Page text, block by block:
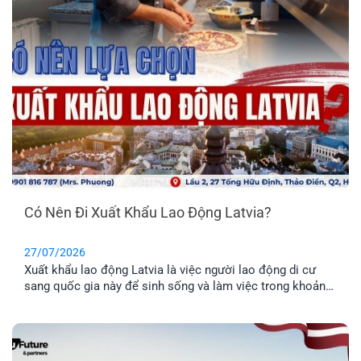
Có Nên Đi Xuất Khẩu Lao Động Latvia?
27/07/2026
Xuất khẩu lao động Latvia là việc người lao động di cư
sang quốc gia này để sinh sống và làm việc trong khoản
nhu cầu định cư. Vậy đâu mới là phương án định cư cho
cả gia đình tốt nhất? Cùng EFP tìm hiểu qua bài viết dưới